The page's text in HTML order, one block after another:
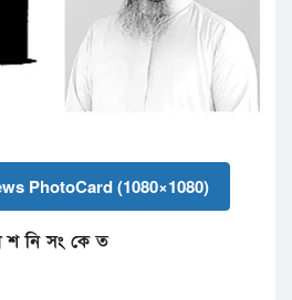
PhotoCard (1080×1080)
শ নি সং কে ত